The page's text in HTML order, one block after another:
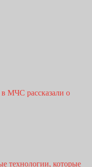
в МЧС рассказали о
технологии, которые